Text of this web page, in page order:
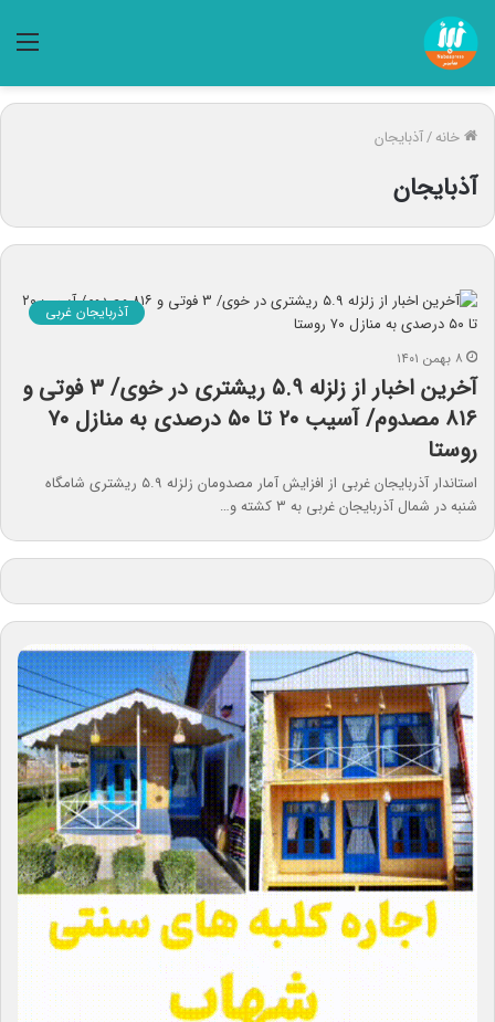
خانه/آذبایجان
آذبایجان
آذربایجان غربی
۸ بهمن ۱۴۰۱
آخرین اخبار از زلزله ۵.۹ ریشتری در خوی/ ۳ فوتی و
۸۱۶ مصدوم/ آسیب ۲۰ تا ۵۰ درصدی به منازل ۷۰
روستا
استاندار آذربایجان غربی از افزایش آمار مصدومان زلزله ۵.۹ ریشتری شامگاه
شنبه در شمال آذربایجان غربی به ۳ کشته و…